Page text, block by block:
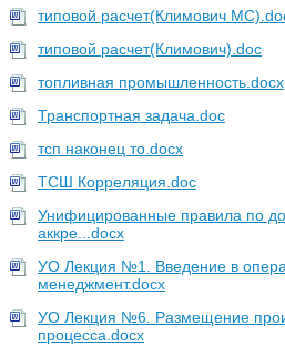
типовой расчет(Климович
типовой расчет(Климович).doc
топливная промышленность.docx
Транспортная задача.doc
тсп наконец то.docx
ТСШ Корреляция.doc
Унифицированные правила по
аккре...docx
УО Лекция №1. Введение в
менеджмент.docx
УО Лекция №6. Размещение
процесса.docx